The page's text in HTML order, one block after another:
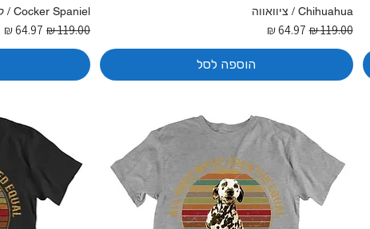
Chihuahua / ציוואווה
מחיר רגיל‏119.00 ‏₪ מחיר מבצע
הוספה לסל
Cocker Spaniel / קוקר ספניאל
מחיר רגיל מחיר מבצע